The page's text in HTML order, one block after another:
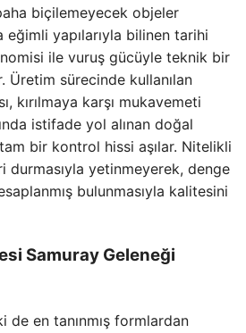
biçilemeyecek objeler
eğimli yapılarıyla bilinen tarihi
ile vuruş gücüyle teknik bir
Üretim sürecinde kullanılan
kırılmaya karşı mukavemeti
istifade yol alınan doğal
bir kontrol hissi aşılar. Nitelikli
durmasıyla yetinmeyerek, denge
bulunmasıyla kalitesini
Samuray Geleneği
de en tanınmış formlardan